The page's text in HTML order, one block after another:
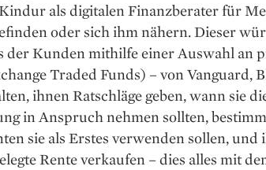
als digitalen Finanzberater für
oder sich ihm nähern. Dieser
der Kunden mithilfe einer Auswahl an
Traded Funds) – von ­Vanguard,
ihnen Ratschläge geben, wann sie
in Anspruch nehmen sollten,
sie als Erstes verwenden sollen, und
Rente verkaufen – dies alles mit